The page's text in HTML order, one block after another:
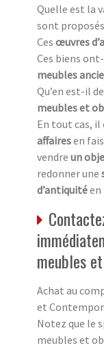
Quelle est la
sont proposés
Ces œuvres
Ces biens
meubles
Qu’en est-il
meubles et
En tout cas, il
affairesen
vendre un
redonner une
d’antiquitéen
meubles
Achat au
et
Notez que le
meubles et